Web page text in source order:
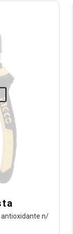
antioxidante n/